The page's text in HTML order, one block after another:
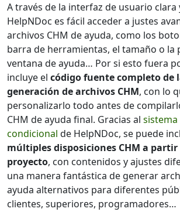
A través de la interfaz de usuario clara
HelpNDoc es fácil acceder a justes
archivos CHM de ayuda, como los
barra de herramientas, el tamaño o la
ventana de ayuda… Por si esto fuera
incluye el código fuente completo de
generación de archivos CHM, con lo
personalizarlo todo antes de
CHM de ayuda final. Gracias al
condicional de HelpNDoc, se puede
múltiples disposiciones CHM a
proyecto, con contenidos y ajustes
una manera fantástica de generar
ayuda alternativos para diferentes
clientes, superiores, programadores…